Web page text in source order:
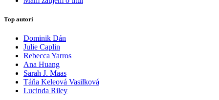
Top autori
Dominik Dán
Julie Caplin
Rebecca Yarros
Ana Huang
Sarah J. Maas
Táňa Keleová Vasilková
Lucinda Riley